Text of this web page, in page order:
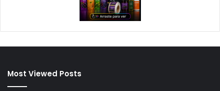
Most Viewed Posts